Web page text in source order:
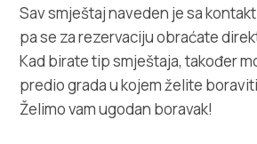
Istraži
Destinacija
Sav smještaj naveden je sa
pa se za rezervaciju obraćate
Kad birate tip smještaja, također
predio grada u kojem želite
Želimo vam ugodan boravak!